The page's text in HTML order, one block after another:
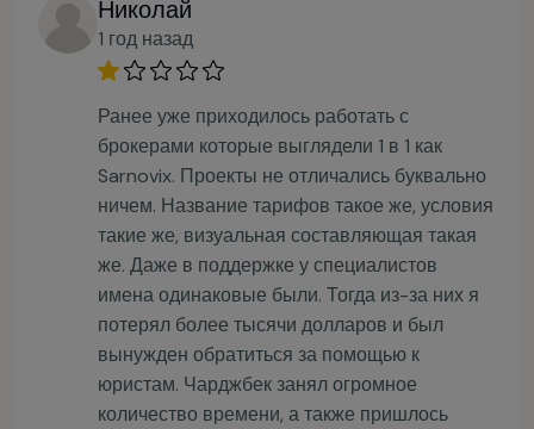
Николай
1 год назад
Ранее уже приходилось работать с
брокерами которые выглядели 1 в 1 как
Sarnovix. Проекты не отличались буквально
ничем. Название тарифов такое же, условия
такие же, визуальная составляющая такая
же. Даже в поддержке у специалистов
имена одинаковые были. Тогда из-за них я
потерял более тысячи долларов и был
вынужден обратиться за помощью к
юристам. Чарджбек занял огромное
количество времени, а также пришлось